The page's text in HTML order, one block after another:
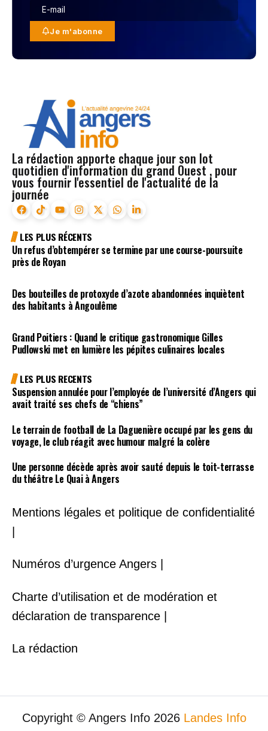
Je m'abonne
La rédaction apporte chaque jour son lot
quotidien d'information du grand Ouest , pour
vous fournir l'essentiel de l'actualité de la
journée
LES PLUS RÉCENTS
Un refus d’obtempérer se termine par une course-poursuite
près de Royan
Des bouteilles de protoxyde d’azote abandonnées inquiètent
des habitants à Angoulême
Grand Poitiers : Quand le critique gastronomique Gilles
Pudlowski met en lumière les pépites culinaires locales
LES PLUS RECENTS
Suspension annulée pour l’employée de l’université d’Angers qui
avait traité ses chefs de “chiens”
Le terrain de football de La Daguenière occupé par les gens du
voyage, le club réagit avec humour malgré la colère
Une personne décède après avoir sauté depuis le toit-terrasse
du théâtre Le Quai à Angers
Mentions légales et politique de confidentialité
Numéros d’urgence Angers |
Charte d’utilisation et de modération et
déclaration de transparence |
La rédaction
Copyright © Angers Info 2026 Landes Info